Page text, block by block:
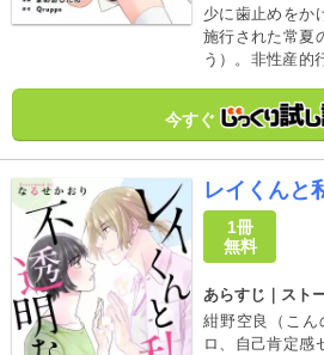
少に歯止めをか
施行された常夏
う）。非性産的
童貞・橘淳之介
ベ条例の破壊を
今すぐ
レイくんと
1冊
無料
あらすじ｜スト
紺野空良（こん
ロ、自己肯定感